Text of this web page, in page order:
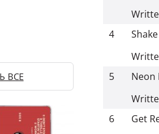
ВСЕ
4
5
Neon
6
Get